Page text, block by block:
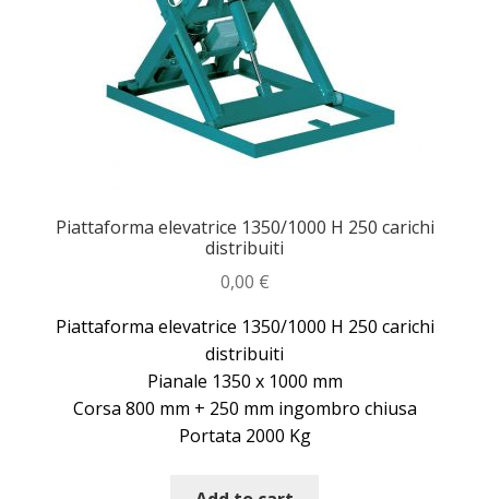
Piattaforma elevatrice 1350/1000 H 250 carichi
distribuiti
0,00 €
Piattaforma elevatrice 1350/1000 H 250 carichi
distribuiti
Pianale 1350 x 1000 mm
Corsa 800 mm + 250 mm ingombro chiusa
Portata 2000 Kg